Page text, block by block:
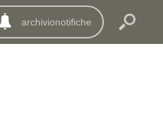
archivionotifiche